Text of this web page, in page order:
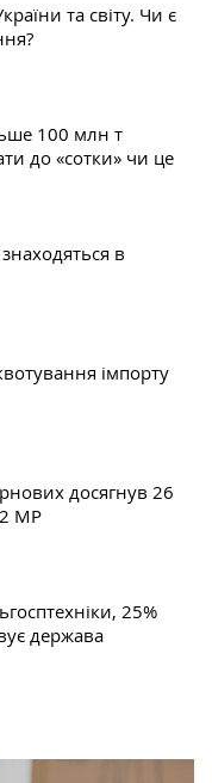
та світу. Чи є
100 млн т
до «сотки» чи це
в
імпорту
досягнув 26
МР
25%
держава